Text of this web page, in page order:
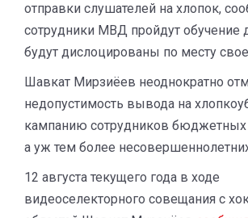
отправки слушателей на хлопок,
сотрудники МВД пройдут обучение
будут дислоцированы по месту
Шавкат Мирзиёев неоднократно
недопустимость вывода на
кампанию сотрудников бюджетных
а уж тем более
12 августа текущего года в ходе
видеоселекторного совещания c